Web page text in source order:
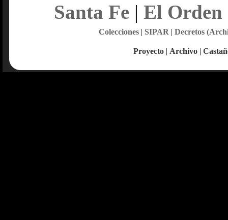
Santa Fe| El Orden
Colecciones| SIPAR | Decretos
Proyecto | Archivo |